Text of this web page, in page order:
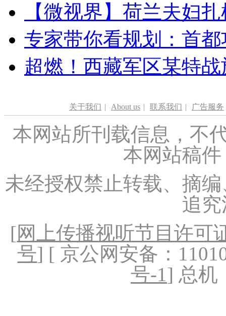
【微视界】荷兰夫妇
专家带你看规划：首
超燃！西藏军区某特
关于我们 | About us | 联系我们 | 广告服务
本网站所刊载信息，不
本网站稿
未经授权禁止转载、摘
追
[网上传播视听节目许可
号] [ 京公网安备：
号-1] 总机